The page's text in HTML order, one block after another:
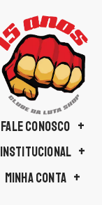
FALE CONOSCO
INSTITUCIONAL
MINHA CONTA